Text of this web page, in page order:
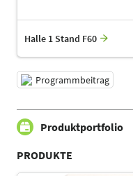
Halle 1 Stand F60
Programmbeitrag
Produktportfolio
PRODUKTE